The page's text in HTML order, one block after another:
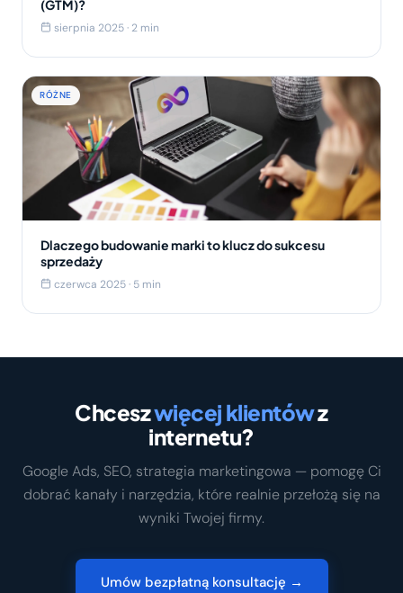
(GTM)?
sierpnia 2025 · 2 min
RÓŻNE
Dlaczego budowanie marki to klucz do sukcesu
sprzedaży
czerwca 2025 · 5 min
Chceszwięcej klientówz
internetu?
Google Ads, SEO, strategia marketingowa — pomogę Ci
dobrać kanały i narzędzia, które realnie przełożą się na
wyniki Twojej firmy.
Umów bezpłatną konsultację →